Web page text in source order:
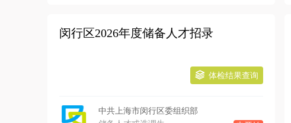
闵行区2026年度储备人才招录
体检结果查询
中共上海市闵行区委组织部